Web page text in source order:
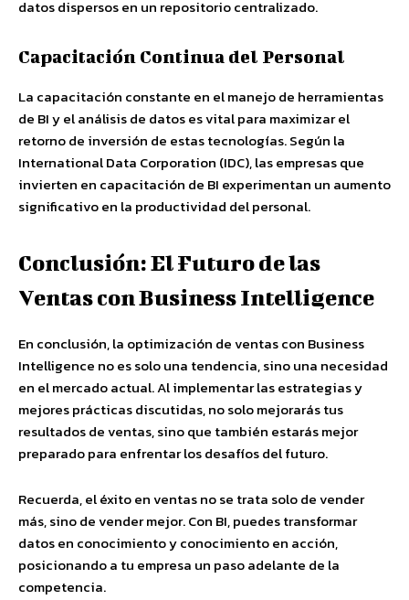
datos dispersos en un repositorio centralizado.
Capacitación Continua del Personal
La capacitación constante en el manejo de herramientas
de BI y el análisis de datos es vital para maximizar el
retorno de inversión de estas tecnologías. Según la
International Data Corporation (IDC), las empresas que
invierten en capacitación de BI experimentan un aumento
significativo en la productividad del personal.
Conclusión: El Futuro de las
Ventas con Business Intelligence
En conclusión, la optimización de ventas con Business
Intelligence no es solo una tendencia, sino una necesidad
en el mercado actual. Al implementar las estrategias y
mejores prácticas discutidas, no solo mejorarás tus
resultados de ventas, sino que también estarás mejor
preparado para enfrentar los desafíos del futuro.
Recuerda, el éxito en ventas no se trata solo de vender
más, sino de vender mejor. Con BI, puedes transformar
datos en conocimiento y conocimiento en acción,
posicionando a tu empresa un paso adelante de la
competencia.